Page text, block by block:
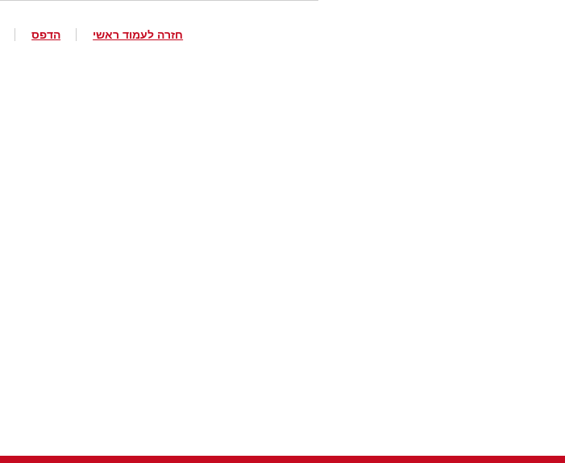
חזרה לעמוד ראשי הדפס